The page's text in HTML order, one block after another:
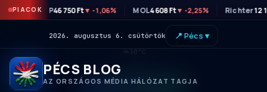
PIACOKOTP46 750 Ft▼ -1,06% MOL4 608 Ft▼ -2,25% Richter12
2026. augusztus 6. csütörtök 📍 Pécs ▾
KORAI HOZZÁFÉRÉS
PÉCS BLOG
AZ ORSZÁGOS MÉDIA HÁLÓZAT TAGJA